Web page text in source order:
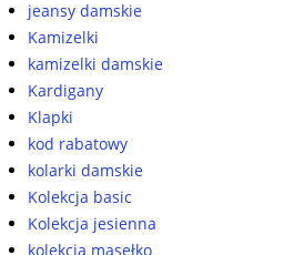
jeansy damskie
Kamizelki
kamizelki damskie
Kardigany
Klapki
kod rabatowy
kolarki damskie
Kolekcja basic
Kolekcja jesienna
kolekcja masełko